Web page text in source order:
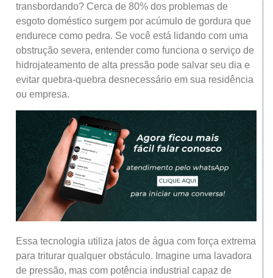
transbordando? Cerca de 80% dos problemas de
esgoto doméstico surgem por acúmulo de gordura que
endurece como pedra. Se você está lidando com uma
obstrução severa, entender como funciona o serviço de
hidrojateamento de alta pressão pode salvar seu dia e
evitar quebra-quebra desnecessário em sua residência
ou empresa.
Essa tecnologia utiliza jatos de água com força extrema
para triturar qualquer obstáculo. Imagine uma lavadora
de pressão, mas com potência industrial capaz de